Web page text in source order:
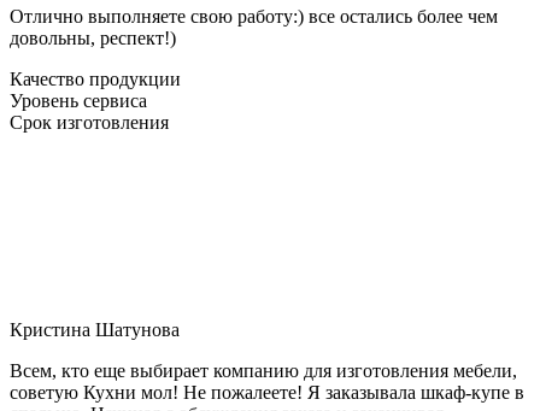
Отлично выполняете свою работу:) все остались более чем
довольны, респект!)
Качество продукции
Уровень сервиса
Срок изготовления
Кристина Шатунова
Всем, кто еще выбирает компанию для изготовления мебели,
советую Кухни мол! Не пожалеете! Я заказывала шкаф-купе в